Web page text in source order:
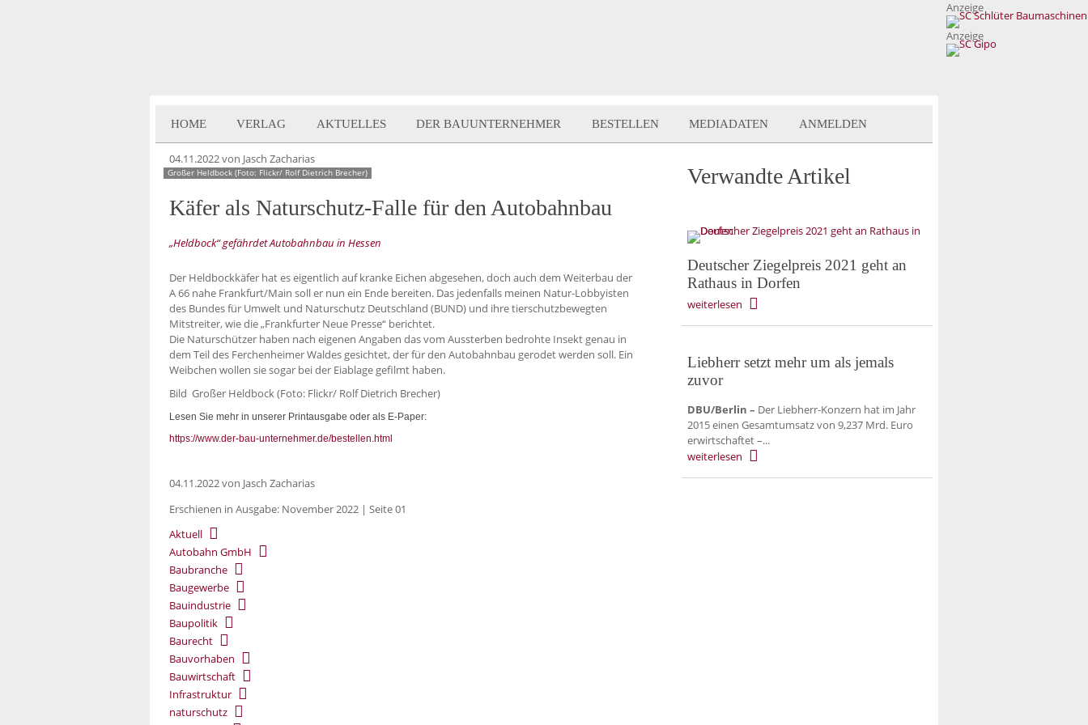
Anzeige
Anzeige
HOME VERLAG AKTUELLES DER BAUUNTERNEHMER BESTELLEN MEDIADATEN ANMELDEN
04.11.2022von Jasch Zacharias
Großer Heldbock (Foto: Flickr/ Rolf Dietrich Brecher)
Käfer als Naturschutz-Falle für den Autobahnbau
„Heldbock“ gefährdet Autobahnbau in Hessen
Der Heldbockkäfer hat es eigentlich auf kranke Eichen abgesehen, doch auch dem Weiterbau der
A 66 nahe Frankfurt/Main soll er nun ein Ende bereiten. Das jedenfalls meinen Natur-Lobbyisten
des Bundes für Umwelt und Naturschutz Deutschland (BUND) und ihre tierschutzbewegten
Mitstreiter, wie die „Frankfurter Neue Presse“ berichtet.
Die Naturschützer haben nach eigenen Angaben das vom Aussterben bedrohte Insekt genau in
dem Teil des Ferchenheimer Waldes gesichtet, der für den Autobahnbau gerodet werden soll. Ein
Weibchen wollen sie sogar bei der Eiablage gefilmt haben.
Bild Großer Heldbock (Foto: Flickr/ Rolf Dietrich Brecher)
Lesen Sie mehr in unserer Printausgabe oder als E-Paper:
https://www.der-bau-unternehmer.de/bestellen.html
04.11.2022von Jasch Zacharias
Erschienen in Ausgabe: November 2022 | Seite 01
Aktuell
Autobahn GmbH
Baubranche
Baugewerbe
Bauindustrie
Baupolitik
Baurecht
Bauvorhaben
Bauwirtschaft
Infrastruktur
naturschutz
Verwandte Artikel
Deutscher Ziegelpreis 2021 geht an
Rathaus in Dorfen
weiterlesen
Liebherr setzt mehr um als jemals
zuvor
DBU/Berlin – Der Liebherr-Konzern hat im Jahr
2015 einen Gesamtumsatz von 9,237 Mrd. Euro
erwirtschaftet –...
weiterlesen